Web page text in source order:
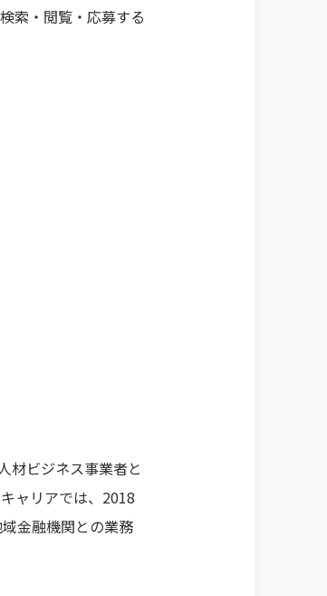
索・閲覧・応募する
材ビジネス事業者と
ャリアでは、2018
金融機関との業務